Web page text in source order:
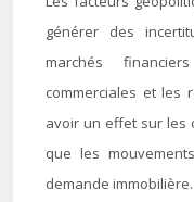
générer des
marchés
commerciales et les
avoir un effet sur les
que les
demande immobilière.